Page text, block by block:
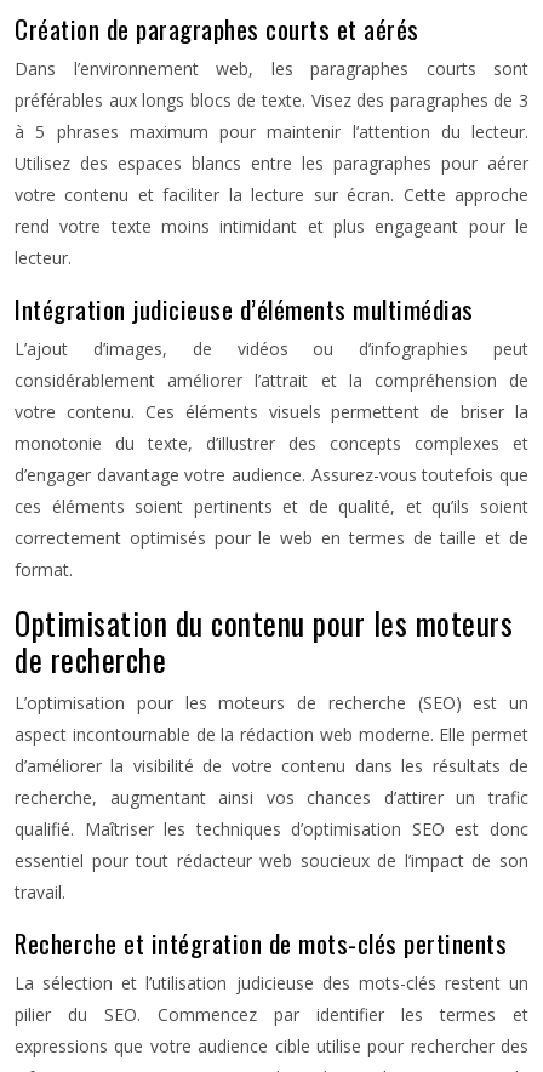
Création de paragraphes courts et aérés
Dans l’environnement web, les paragraphes courts sont
préférables aux longs blocs de texte. Visez des paragraphes de 3
à 5 phrases maximum pour maintenir l’attention du lecteur.
Utilisez des espaces blancs entre les paragraphes pour aérer
votre contenu et faciliter la lecture sur écran. Cette approche
rend votre texte moins intimidant et plus engageant pour le
lecteur.
Intégration judicieuse d’éléments multimédias
L’ajout d’images, de vidéos ou d’infographies peut
considérablement améliorer l’attrait et la compréhension de
votre contenu. Ces éléments visuels permettent de briser la
monotonie du texte, d’illustrer des concepts complexes et
d’engager davantage votre audience. Assurez-vous toutefois que
ces éléments soient pertinents et de qualité, et qu’ils soient
correctement optimisés pour le web en termes de taille et de
format.
Optimisation du contenu pour les moteurs
de recherche
L’optimisation pour les moteurs de recherche (SEO) est un
aspect incontournable de la rédaction web moderne. Elle permet
d’améliorer la visibilité de votre contenu dans les résultats de
recherche, augmentant ainsi vos chances d’attirer un trafic
qualifié. Maîtriser les techniques d’optimisation SEO est donc
essentiel pour tout rédacteur web soucieux de l’impact de son
travail.
Recherche et intégration de mots-clés pertinents
La sélection et l’utilisation judicieuse des mots-clés restent un
pilier du SEO. Commencez par identifier les termes et
expressions que votre audience cible utilise pour rechercher des